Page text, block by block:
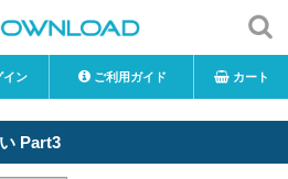
イン ご利用ガイド カート
Part3